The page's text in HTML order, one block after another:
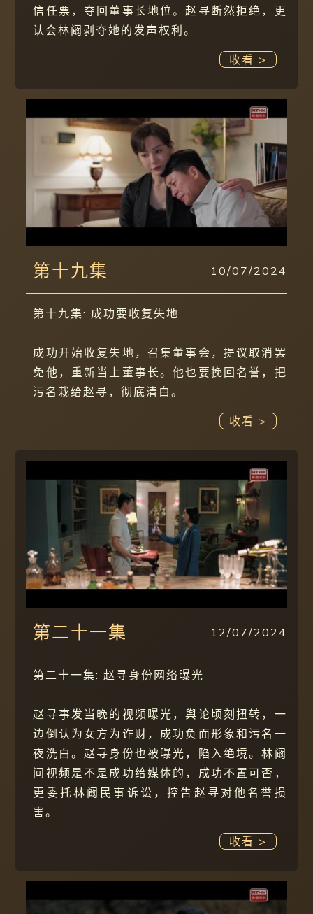
信任票，夺回董事长地位。赵寻断然拒绝，更
认会林阚剥夺她的发声权利。
收看 >
第十九集 10/07/2024
第十九集: 成功要收复失地
成功开始收复失地，召集董事会，提议取消罢
免他，重新当上董事长。他也要挽回名誉，把
污名栽给赵寻，彻底清白。
收看 >
第二十一集 12/07/2024
第二十一集: 赵寻身份网络曝光
赵寻事发当晚的视频曝光，舆论顷刻扭转，一
边倒认为女方为诈财，成功负面形象和污名一
夜洗白。赵寻身份也被曝光，陷入绝境。林阚
问视频是不是成功给媒体的，成功不置可否，
更委托林阚民事诉讼，控告赵寻对他名誉损
害。
收看 >